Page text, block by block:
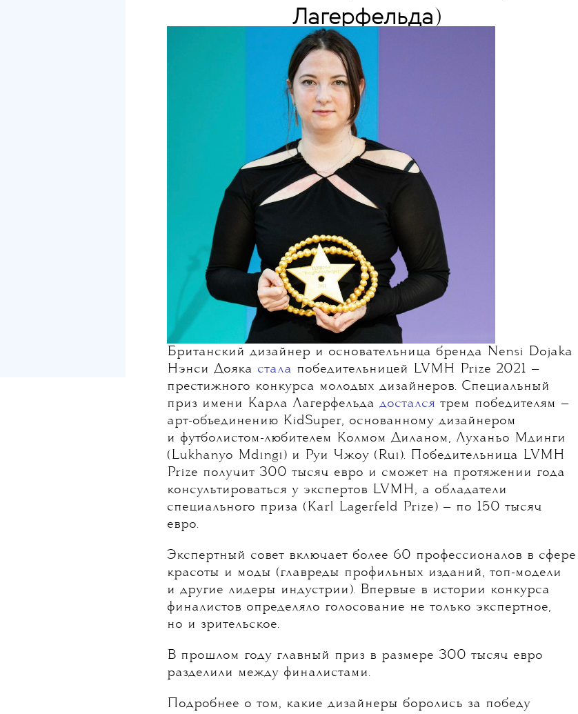
Лагерфельда)
Британский дизайнер и основательница бренда Nensi Dojaka
Нэнси Дояка стала победительницей LVMH Prize 2021 —
престижного конкурса молодых дизайнеров. Специальный
приз имени Карла Лагерфельда достался трем победителям —
арт-объединению KidSuper, основанному дизайнером
и футболистом-любителем Колмом Диланом, Луханьо Мдинги
(Lukhanyo Mdingi) и Руи Чжоу (Rui). Победительница LVMH
Prize получит 300 тысяч евро и сможет на протяжении года
консультироваться у экспертов LVMH, а обладатели
специального приза (Karl Lagerfeld Prize) — по 150 тысяч
евро.
Экспертный совет включает более 60 профессионалов в сфере
красоты и моды (главреды профильных изданий, топ-модели
и другие лидеры индустрии). Впервые в истории конкурса
финалистов определяло голосование не только экспертное,
но и зрительское.
В прошлом году главный приз в размере 300 тысяч евро
разделили между финалистами.
Подробнее о том, какие дизайнеры боролись за победу